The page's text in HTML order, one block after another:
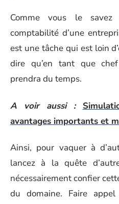
Comme vous le savez
comptabilité d’une
est une tâche qui est loin
dire qu’en tant que
prendra du temps.
A voir aussi :
avantages importants et
Ainsi, pour vaquer à
lancez à la quête
nécessairement confier
du domaine. Faire